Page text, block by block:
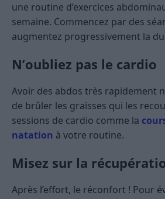
une routine d’exercices
semaine. Commencez par des
augmentez progressivement la
N’oubliez pas le cardio
Avoir des abdos très rapidement
de brûler les graisses qui les
sessions de cardio comme la
natation à votre routine.
Misez sur la
Après l’effort, le réconfort ! Pour